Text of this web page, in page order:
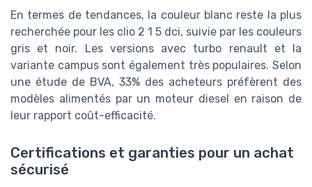
En termes de tendances, la couleur blanc reste la plus
recherchée pour les clio 2 1 5 dci, suivie par les couleurs
gris et noir. Les versions avec turbo renault et la
variante campus sont également très populaires. Selon
une étude de BVA, 33% des acheteurs préfèrent des
modèles alimentés par un moteur diesel en raison de
leur rapport coût-efficacité.
Certifications et garanties pour un achat
sécurisé